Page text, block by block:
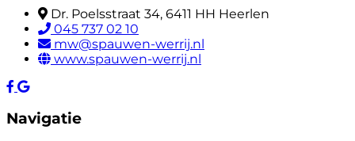
Dr. Poelsstraat 34, 6411 HH Heerlen
045 737 02 10
mw@spauwen-werrij.nl
www.spauwen-werrij.nl
Navigatie